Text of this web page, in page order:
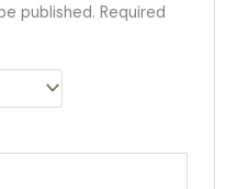
published. Required